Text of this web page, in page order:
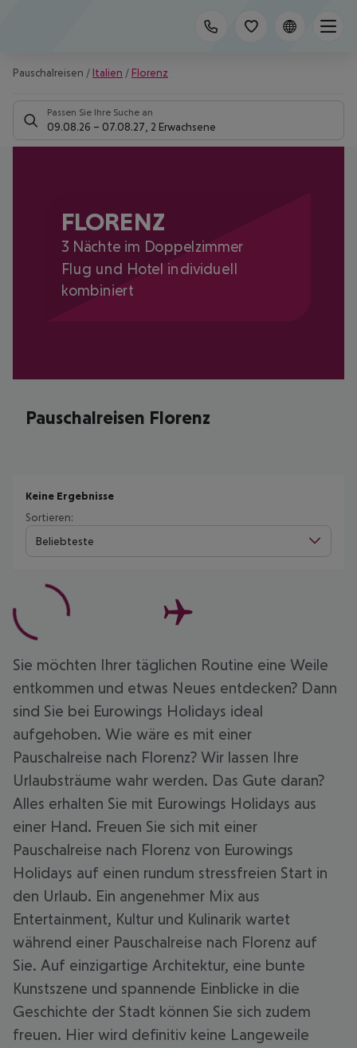
Pauschalreisen / Italien / Florenz
Passen Sie Ihre Suche an
09.08.26 – 07.08.27 2 Erwachsene
FLORENZ
3 Nächte im Doppelzimmer
Flug und Hotel individuell
kombiniert
Pauschalreisen Florenz
Keine Ergebnisse
Sortieren:
Beliebteste
Sie möchten Ihrer täglichen Routine eine Weile
entkommen und etwas Neues entdecken? Dann
sind Sie bei Eurowings Holidays ideal
aufgehoben. Wie wäre es mit einer
Pauschalreise nach Florenz? Wir lassen Ihre
Urlaubsträume wahr werden. Das Gute daran?
Alles erhalten Sie mit Eurowings Holidays aus
einer Hand. Freuen Sie sich mit einer
Pauschalreise nach Florenz von Eurowings
Holidays auf einen rundum stressfreien Start in
den Urlaub. Ein angenehmer Mix aus
Entertainment, Kultur und Kulinarik wartet
während einer Pauschalreise nach Florenz auf
Sie. Auf einzigartige Architektur, eine bunte
Kunstszene und spannende Einblicke in die
Geschichte der Stadt können Sie sich zudem
freuen. Hier wird definitiv keine Langeweile